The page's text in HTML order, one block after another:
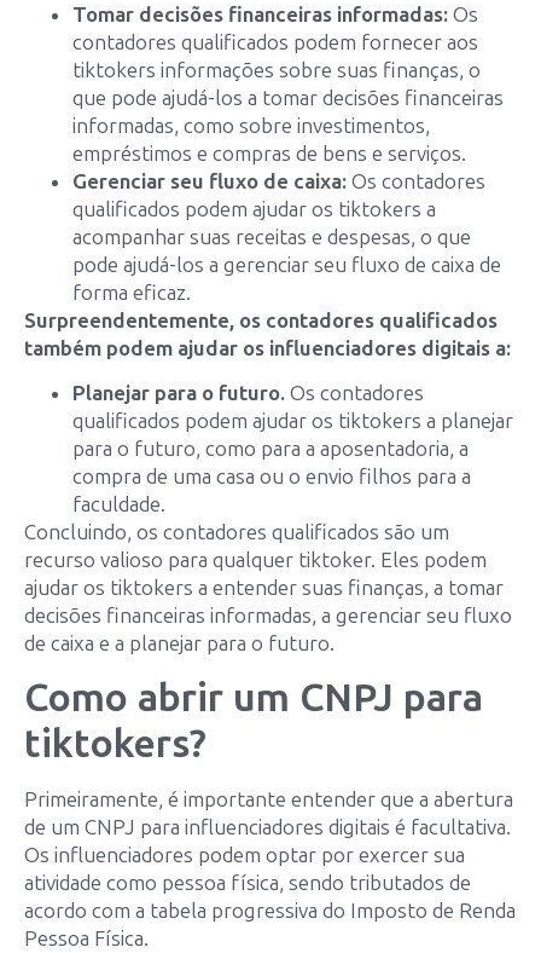
Tomar decisões financeiras informadas: Os
contadores qualificados podem fornecer aos
tiktokers informações sobre suas finanças, o
que pode ajudá-los a tomar decisões financeiras
informadas, como sobre investimentos,
empréstimos e compras de bens e serviços.
Gerenciar seu fluxo de caixa: Os contadores
qualificados podem ajudar os tiktokers a
acompanhar suas receitas e despesas, o que
pode ajudá-los a gerenciar seu fluxo de caixa de
forma eficaz.
Surpreendentemente, os contadores qualificados
também podem ajudar os influenciadores digitais a:
Planejar para o futuro. Os contadores
qualificados podem ajudar os tiktokers a planejar
para o futuro, como para a aposentadoria, a
compra de uma casa ou o envio filhos para a
faculdade.
Concluindo, os contadores qualificados são um
recurso valioso para qualquer tiktoker. Eles podem
ajudar os tiktokers a entender suas finanças, a tomar
decisões financeiras informadas, a gerenciar seu fluxo
de caixa e a planejar para o futuro.
Como abrir um CNPJ para
tiktokers?
Primeiramente, é importante entender que a abertura
de um CNPJ para influenciadores digitais é facultativa.
Os influenciadores podem optar por exercer sua
atividade como pessoa física, sendo tributados de
acordo com a tabela progressiva do Imposto de Renda
Pessoa Física.